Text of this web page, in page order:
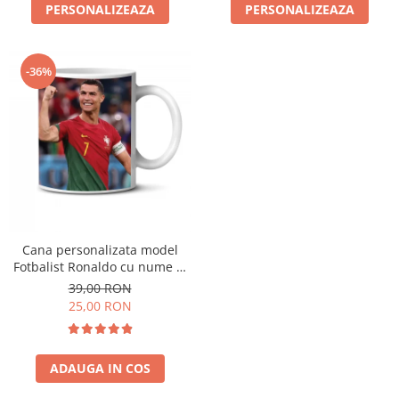
PERSONALIZEAZA PERSONALIZEAZA
-36%
Cana personalizata model
Fotbalist Ronaldo cu nume si
numar
39,00 RON
25,00 RON
ADAUGA IN COS